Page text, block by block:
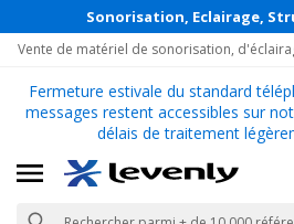
Sonorisation, Eclairage,
Vente de matériel de sonorisation,
Fermeture estivale du standard
messages restent accessibles sur
délais de traitement